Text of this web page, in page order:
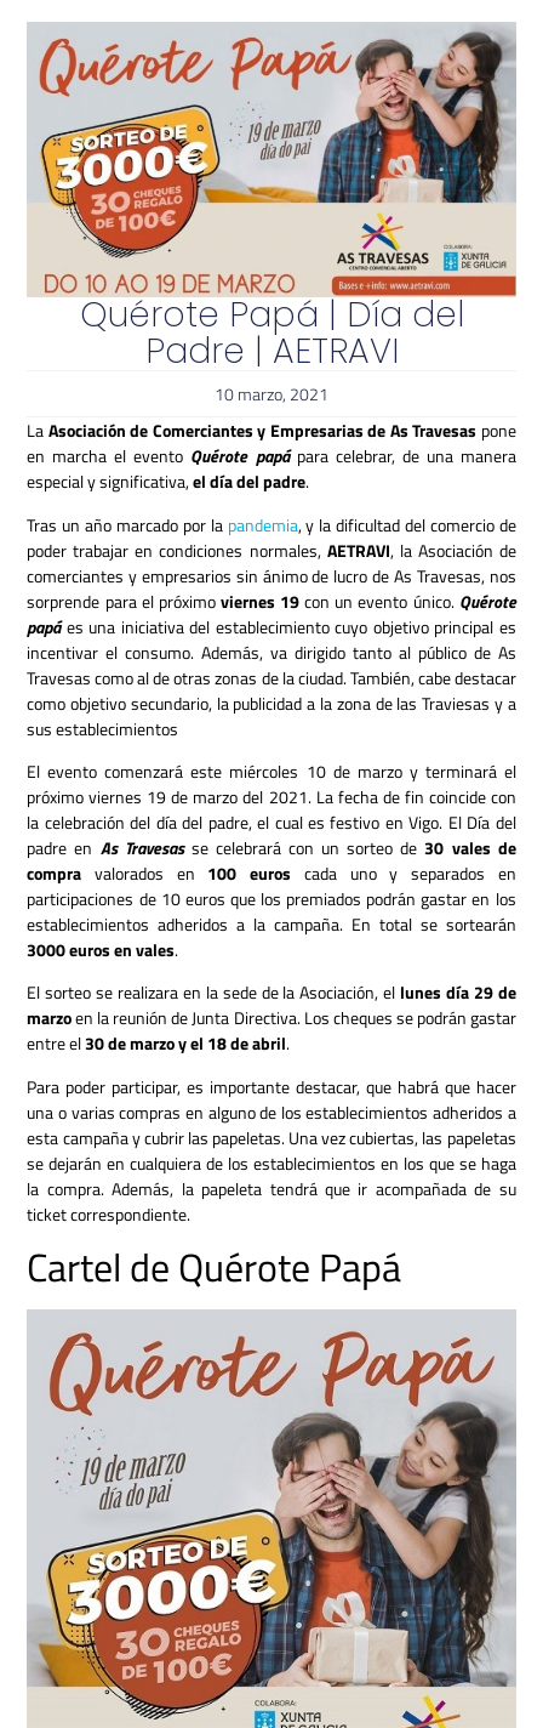
Quérote Papá | Día del
Padre | AETRAVI
10 marzo, 2021
LaAsociación de Comerciantes y Empresarias de As Travesas pone
en marcha el evento Quérote papá para celebrar, de una manera
especial y significativa,el día del padre.
Tras un año marcado por la pandemia, y la dificultad del comercio de
poder trabajar en condiciones normales, AETRAVI, la Asociación de
comerciantes y empresarios sin ánimo de lucro de As Travesas, nos
sorprende para el próximoviernes 19con un evento único. Quérote
papá es una iniciativa del establecimiento cuyo objetivo principal es
incentivar el consumo. Además, va dirigido tanto al público de As
Travesas como al de otras zonas de la ciudad. También, cabe destacar
como objetivo secundario, la publicidad a la zona de las Traviesas y a
sus establecimientos
El evento comenzará este miércoles 10 de marzo y terminará el
próximo viernes 19 de marzo del 2021. La fecha de fin coincide con
la celebración del día del padre, el cual es festivo en Vigo. El Día del
padre en As Travesas se celebrará con un sorteo de30 vales de
compra valorados en 100 euros cada uno y separados en
participaciones de 10 euros que los premiados podrán gastar en los
establecimientos adheridos a la campaña. En total se sortearán
3000 euros en vales.
El sorteo se realizara en la sede de la Asociación, el lunes día 29 de
marzoen la reunión de Junta Directiva. Los cheques se podrán gastar
entre el30 de marzo y el 18 de abril.
Para poder participar, es importante destacar, que habrá que hacer
una o varias compras en alguno de los establecimientos adheridos a
esta campaña y cubrir las papeletas. Una vez cubiertas, las papeletas
se dejarán en cualquiera de los establecimientos en los que se haga
la compra. Además, la papeleta tendrá que ir acompañada de su
ticket correspondiente.
Cartel de Quérote Papá